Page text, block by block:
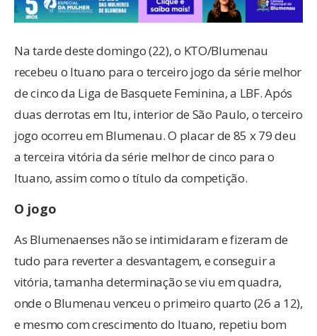
Na tarde deste domingo (22), o KTO/Blumenau
recebeu o Ituano para o terceiro jogo da série melhor
de cinco da Liga de Basquete Feminina, a LBF. Após
duas derrotas em Itu, interior de São Paulo, o terceiro
jogo ocorreu em Blumenau. O placar de 85 x 79 deu
a terceira vitória da série melhor de cinco para o
Ituano, assim como o título da competição.
O jogo
As Blumenaenses não se intimidaram e fizeram de
tudo para reverter a desvantagem, e conseguir a
vitória, tamanha determinação se viu em quadra,
onde o Blumenau venceu o primeiro quarto (26 a 12),
e mesmo com crescimento do Ituano, repetiu bom